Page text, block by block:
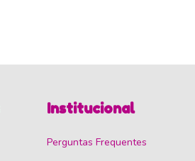
Institucional
Perguntas Frequentes